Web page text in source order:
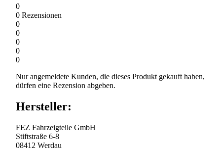
0
0 Rezensionen
0
0
0
0
0
Nur angemeldete Kunden, die dieses Produkt gekauft haben,
dürfen eine Rezension abgeben.
Hersteller:
FEZ Fahrzeigteile GmbH
Stiftstraße 6-8
08412 Werdau